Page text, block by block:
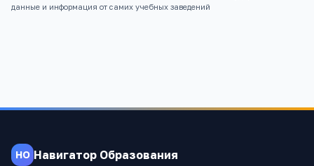
данные и информация от самих учебных заведений
НО Навигатор Образования